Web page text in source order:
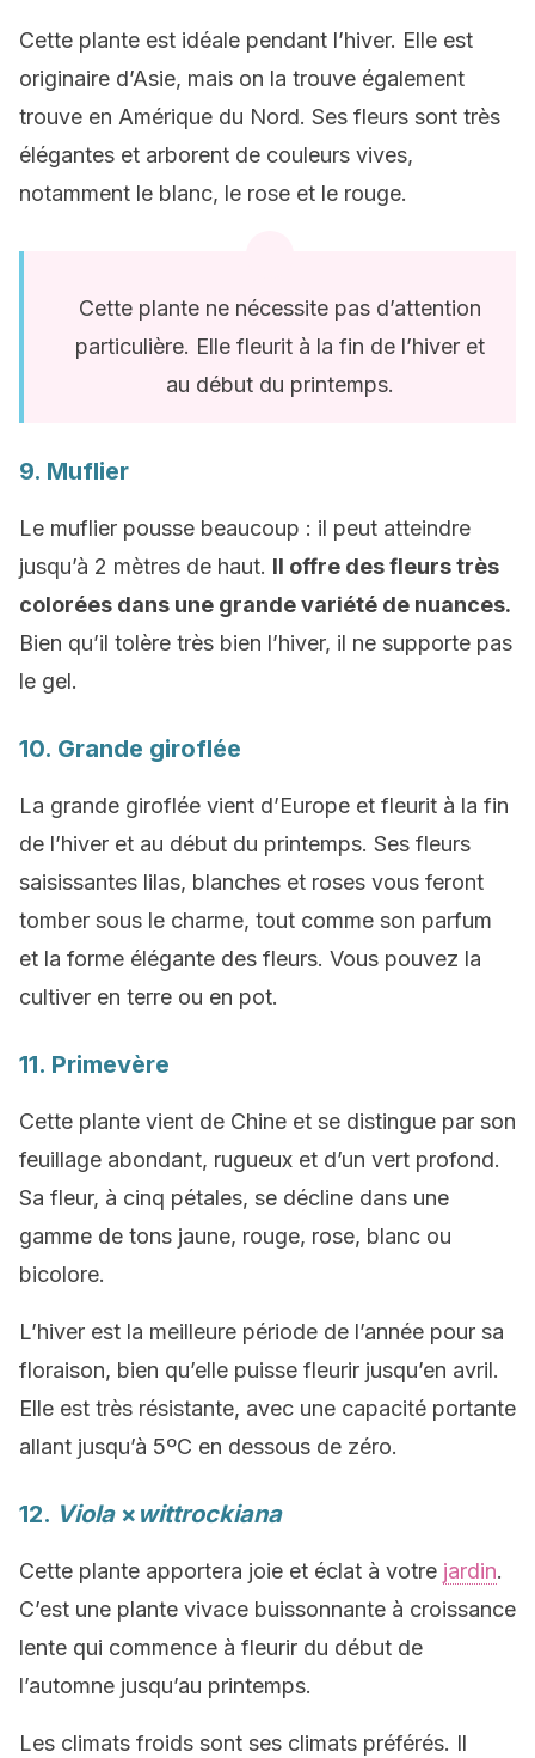
Cette plante est idéale pendant l’hiver. Elle est
originaire d’Asie, mais on la trouve également
trouve en Amérique du Nord. Ses fleurs sont très
élégantes et arborent de couleurs vives,
notamment le blanc, le rose et le rouge.
Cette plante ne nécessite pas d’attention
particulière. Elle fleurit à la fin de l’hiver et
au début du printemps.
9. Muflier
Le muflier pousse beaucoup : il peut atteindre
jusqu’à 2 mètres de haut. Il offre des fleurs très
colorées dans une grande variété de nuances.
Bien qu’il tolère très bien l’hiver, il ne supporte pas
le gel.
10. Grande giroflée
La grande giroflée vient d’Europe et fleurit à la fin
de l’hiver et au début du printemps. Ses fleurs
saisissantes lilas, blanches et roses vous feront
tomber sous le charme, tout comme son parfum
et la forme élégante des fleurs. Vous pouvez la
cultiver en terre ou en pot.
11. Primevère
Cette plante vient de Chine et se distingue par son
feuillage abondant, rugueux et d’un vert profond.
Sa fleur, à cinq pétales, se décline dans une
gamme de tons jaune, rouge, rose, blanc ou
bicolore.
L’hiver est la meilleure période de l’année pour sa
floraison, bien qu’elle puisse fleurir jusqu’en avril.
Elle est très résistante, avec une capacité portante
allant jusqu’à 5ºC en dessous de zéro.
12. Viola× wittrockiana
Cette plante apportera joie et éclat à votre jardin.
C’est une plante vivace buissonnante à croissance
lente qui commence à fleurir du début de
l’automne jusqu’au printemps.
Les climats froids sont ses climats préférés. Il